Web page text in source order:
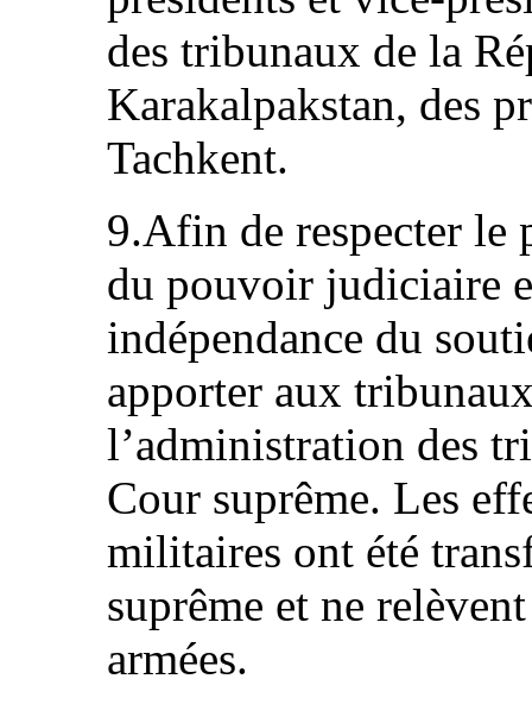
des tribunaux de la
Karakalpakstan, des
Tachkent.
9.Afin de respecter le
du pouvoir judiciaire
indépendance du
apporter aux
l’administration des
Cour suprême. Les
militaires ont été
suprême et ne
armées.